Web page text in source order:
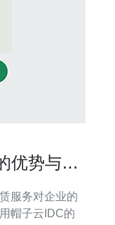
优势与劣
服务对企业的
帽子云IDC的